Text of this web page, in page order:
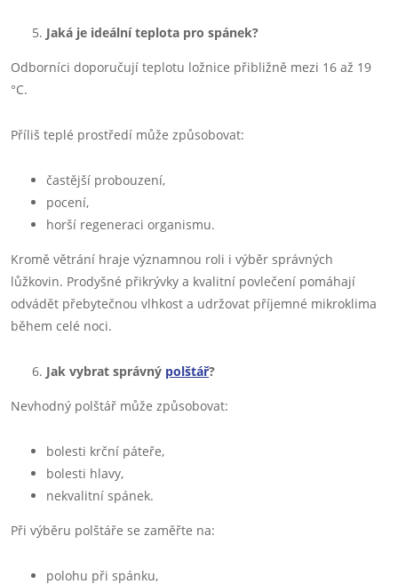
Jaká je ideální teplota pro spánek?
Odborníci doporučují teplotu ložnice přibližně mezi 16 až 19
°C.
Příliš teplé prostředí může způsobovat:
častější probouzení,
pocení,
horší regeneraci organismu.
Kromě větrání hraje významnou roli i výběr správných
lůžkovin. Prodyšné přikrývky a kvalitní povlečení pomáhají
odvádět přebytečnou vlhkost a udržovat příjemné mikroklima
během celé noci.
Jak vybrat správný polštář?
Nevhodný polštář může způsobovat:
bolesti krční páteře,
bolesti hlavy,
nekvalitní spánek.
Při výběru polštáře se zaměřte na:
polohu při spánku,